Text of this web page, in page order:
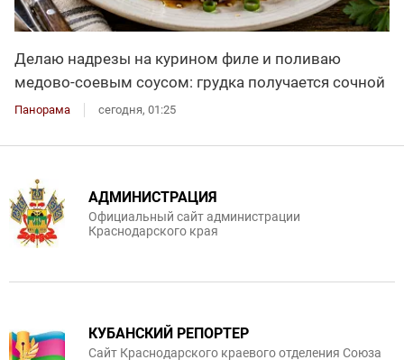
Делаю надрезы на курином филе и поливаю
медово-соевым соусом: грудка получается сочной
Панорама сегодня, 01:25
АДМИНИСТРАЦИЯ
Официальный сайт администрации
Краснодарского края
КУБАНСКИЙ РЕПОРТЕР
Сайт Краснодарского краевого отделения Союза